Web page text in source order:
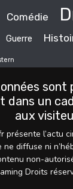
Comédie
Guerre
sont
dans un
aux
présente l’actu
diffuse ni
non-
Droits